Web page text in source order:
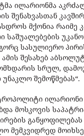
ილარიონმა
შენახვასთან
მქონია რაიმე
საშუალებების
სასულიერო
ამის შესახებ
სრულ,
შემოწმებას“.
ილარიონი
მოსკოვის
მემკვიდრედ